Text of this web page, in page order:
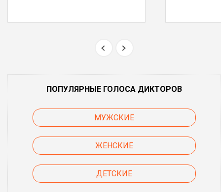
ПОПУЛЯРНЫЕ ГОЛОСА ДИКТОРОВ
МУЖСКИЕ
ЖЕНСКИЕ
ДЕТСКИЕ